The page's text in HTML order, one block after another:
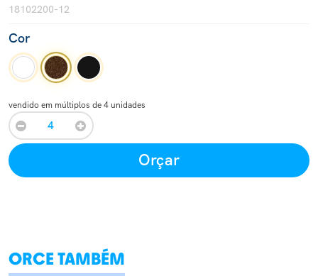
18102200-12
Cor
vendido em múltiplos de 4 unidades
Orçar
ORCE TAMBÉM